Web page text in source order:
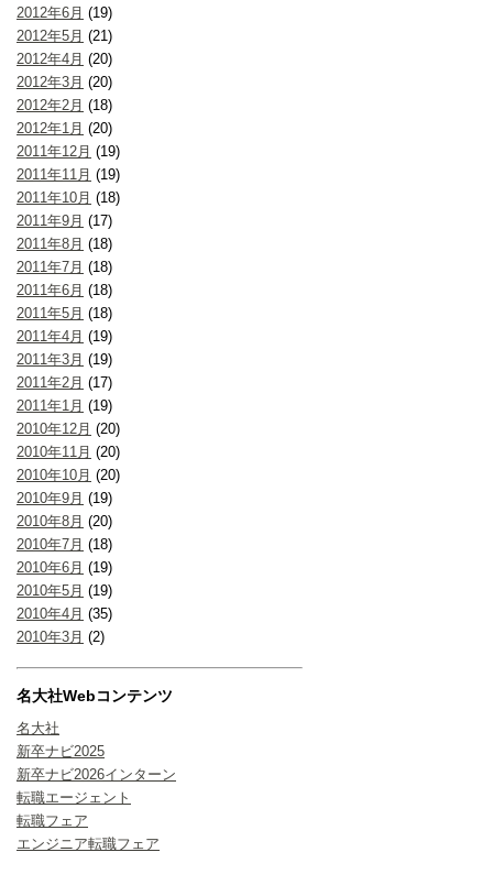
2012年6月 (19)
2012年5月 (21)
2012年4月 (20)
2012年3月 (20)
2012年2月 (18)
2012年1月 (20)
2011年12月 (19)
2011年11月 (19)
2011年10月 (18)
2011年9月 (17)
2011年8月 (18)
2011年7月 (18)
2011年6月 (18)
2011年5月 (18)
2011年4月 (19)
2011年3月 (19)
2011年2月 (17)
2011年1月 (19)
2010年12月 (20)
2010年11月 (20)
2010年10月 (20)
2010年9月 (19)
2010年8月 (20)
2010年7月 (18)
2010年6月 (19)
2010年5月 (19)
2010年4月 (35)
2010年3月 (2)
名大社Webコンテンツ
名大社
新卒ナビ2025
新卒ナビ2026インターン
転職エージェント
転職フェア
エンジニア転職フェア